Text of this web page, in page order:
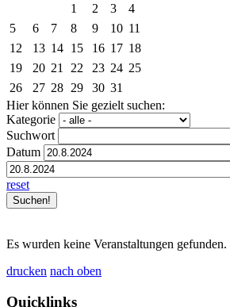
1
2 3
4
5
6 7 8 9 10 11
12
13 14 15 16 17 18
19
20 21 22 23 24 25
26
27 28 29 30 31
Hier können Sie gezielt suchen:
Kategorie
Suchwort
Datum
reset
Es wurden keine Veranstaltungen gefunden.
drucken nach oben
Quicklinks